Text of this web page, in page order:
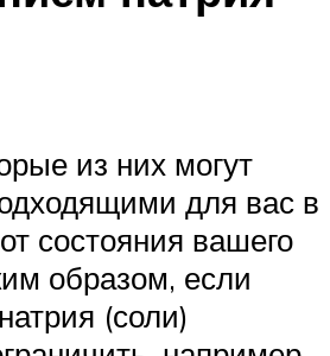
из них могут
для вас в
состояния вашего
образом, если
(соли)